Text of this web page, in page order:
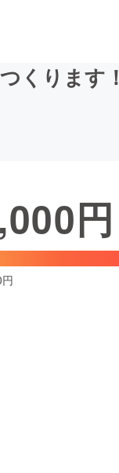
ファッション
くります！
円